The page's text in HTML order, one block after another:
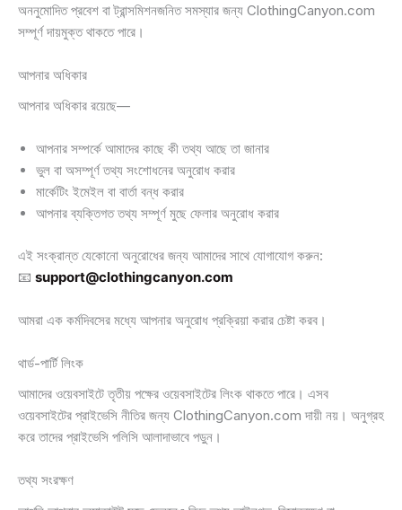
অননুমোদিত প্রবেশ বা ট্রান্সমিশনজনিত সমস্যার জন্য ClothingCanyon.com
সম্পূর্ণ দায়মুক্ত থাকতে পারে।
আপনার অধিকার
আপনার অধিকার রয়েছে—
আপনার সম্পর্কে আমাদের কাছে কী তথ্য আছে তা জানার
ভুল বা অসম্পূর্ণ তথ্য সংশোধনের অনুরোধ করার
মার্কেটিং ইমেইল বা বার্তা বন্ধ করার
আপনার ব্যক্তিগত তথ্য সম্পূর্ণ মুছে ফেলার অনুরোধ করার
এই সংক্রান্ত যেকোনো অনুরোধের জন্য আমাদের সাথে যোগাযোগ করুন:
📧 support@clothingcanyon.com
আমরা এক কর্মদিবসের মধ্যে আপনার অনুরোধ প্রক্রিয়া করার চেষ্টা করব।
থার্ড-পার্টি লিংক
আমাদের ওয়েবসাইটে তৃতীয় পক্ষের ওয়েবসাইটের লিংক থাকতে পারে। এসব
ওয়েবসাইটের প্রাইভেসি নীতির জন্য ClothingCanyon.com দায়ী নয়। অনুগ্রহ
করে তাদের প্রাইভেসি পলিসি আলাদাভাবে পড়ুন।
তথ্য সংরক্ষণ